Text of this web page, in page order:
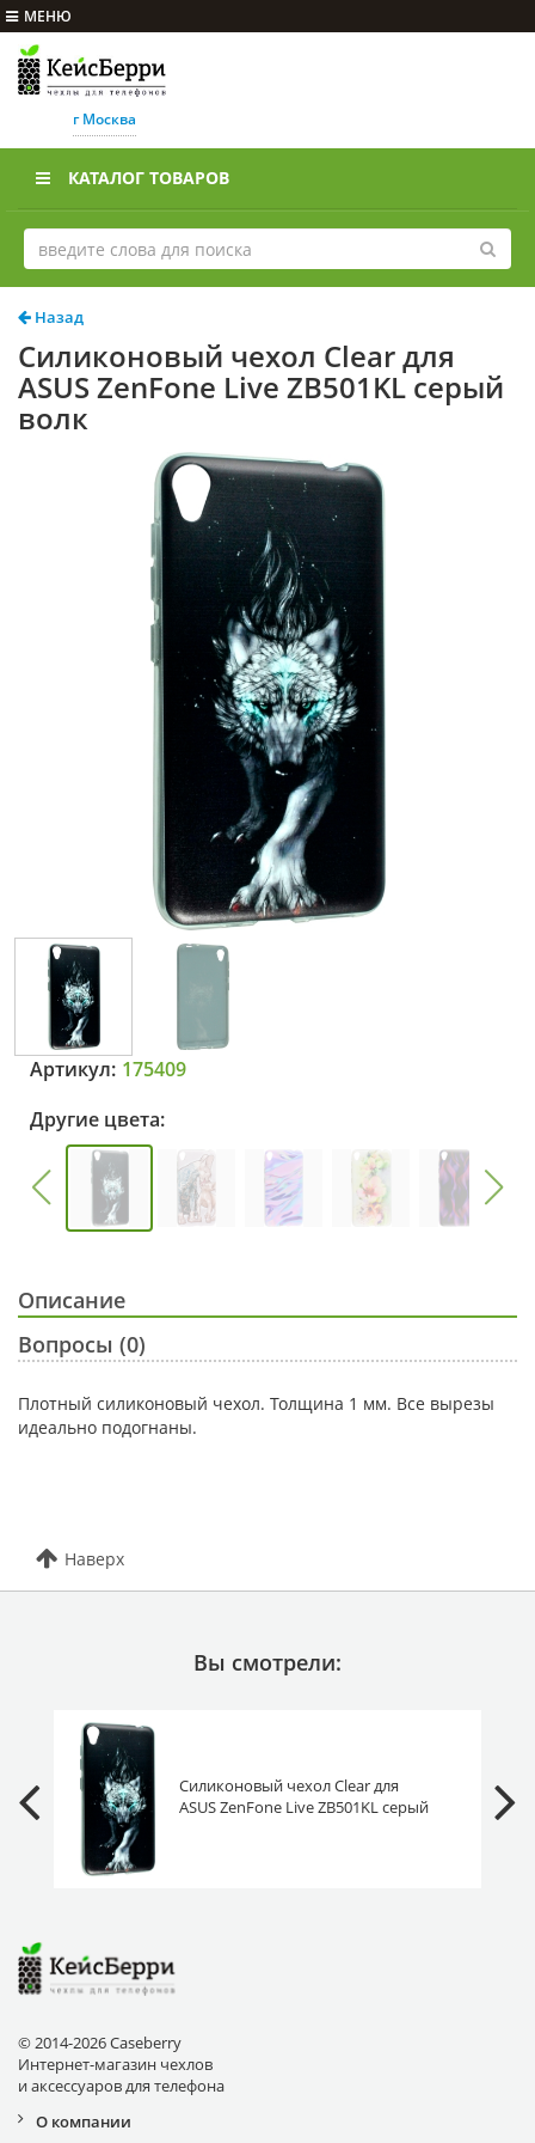
МЕНЮ
г Москва
КАТАЛОГ ТОВАРОВ
Назад
Силиконовый чехол Clear для
ASUS ZenFone Live ZB501KL серый
волк
Артикул: 175409
Другие цвета:
Описание
Вопросы (0)
Плотный силиконовый чехол. Толщина 1 мм. Все вырезы
идеально подогнаны.
Наверх
Вы смотрели:
Силиконовый чехол Clear для
ASUS ZenFone Live ZB501KL серый
© 2014-2026 Caseberry
Интернет-магазин чехлов
и аксессуаров для телефона
О компании